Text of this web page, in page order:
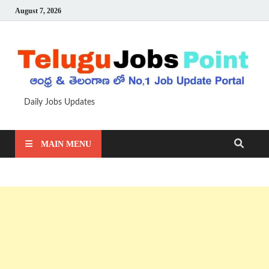
August 7, 2026
Daily Jobs Updates
MAIN MENU